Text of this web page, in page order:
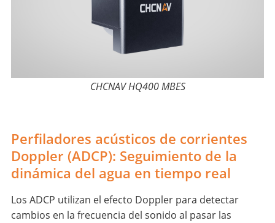
CHCNAV HQ400 MBES
Perfiladores acústicos de corrientes
Doppler (ADCP): Seguimiento de la
dinámica del agua en tiempo real
Los ADCP utilizan el efecto Doppler para detectar
cambios en la frecuencia del sonido al pasar las